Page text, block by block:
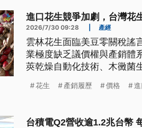
進口花生競爭加劇，台灣花
2026/7/30 09:28 產經
雲林花生面臨美豆零關稅謠
業極度缺乏議價權與產銷體
莢乾燥自動化技術、木黴菌
花生 產銷履歷 價格 進
台積電Q2營收逾1.2兆台幣